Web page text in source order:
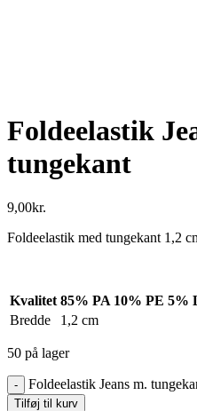
Foldeelastik
tungekant
9,00kr.
Foldeelastik med tungekant 1,2
Kvalitet 85% PA 10% PE 5%
Bredde
1,2 cm
50 på lager
Foldeelastik Jeans m.
Tilføj til kurv